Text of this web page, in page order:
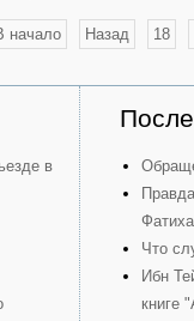
начало Назад 18
в
Что
Ибн
книге